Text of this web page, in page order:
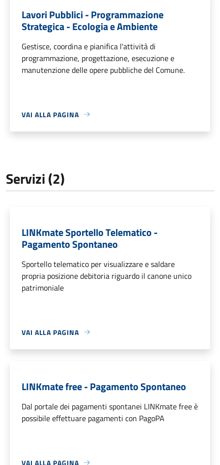
Lavori Pubblici - Programmazione
Strategica - Ecologia e Ambiente
Gestisce, coordina e pianifica l'attività di
programmazione, progettazione, esecuzione e
manutenzione delle opere pubbliche del Comune.
VAI ALLA PAGINA
Servizi (2)
LINKmate Sportello Telematico -
Pagamento Spontaneo
Sportello telematico per visualizzare e saldare
propria posizione debitoria riguardo il canone unico
patrimoniale
VAI ALLA PAGINA
LINKmate free - Pagamento Spontaneo
Dal portale dei pagamenti spontanei LINKmate free è
possibile effettuare pagamenti con PagoPA
VAI ALLA PAGINA